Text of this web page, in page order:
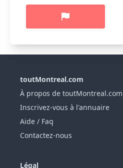
toutMontreal.com
À propos de toutMontreal.com
Inscrivez-vous à l'annuaire
Aide / Faq
Contactez-nous
Légal